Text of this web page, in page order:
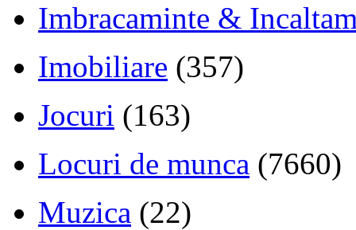
Imbracaminte &
Imobiliare (357)
Jocuri (163)
Locuri de munca (7660)
Muzica (22)